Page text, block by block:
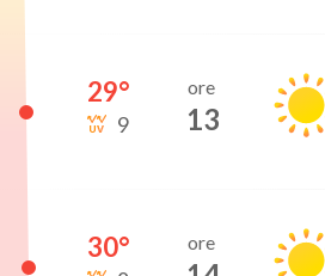
29°
9
ore
13
30° ore